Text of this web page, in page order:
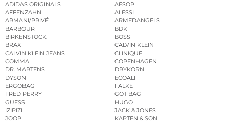
ADIDAS ORIGINALS
AESOP
AFFENZAHN
ALESSI
ARMANI/PRIVÉ
ARMEDANGELS
BARBOUR
BDK
BIRKENSTOCK
BOSS
BRAX
CALVIN KLEIN
CALVIN KLEIN JEANS
CLINIQUE
COMMA
COPENHAGEN
DR. MARTENS
DRYKORN
DYSON
ECOALF
ERGOBAG
FALKE
FRED PERRY
GOT BAG
GUESS
HUGO
IZIPIZI
JACK & JONES
JOOP!
KAPTEN & SON